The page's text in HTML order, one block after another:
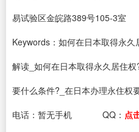
易试验区金皖路389号105-3室
Keywords：如何在日本取得永
解读_如何在日本取得永久居住
要什么条件?_在日本办理永住权
电话： 暂无手机 QQ： 点